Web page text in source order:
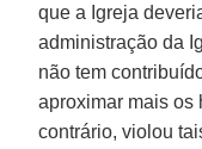
que a Igreja
administração da
não tem
aproximar mais os
contrário, violou